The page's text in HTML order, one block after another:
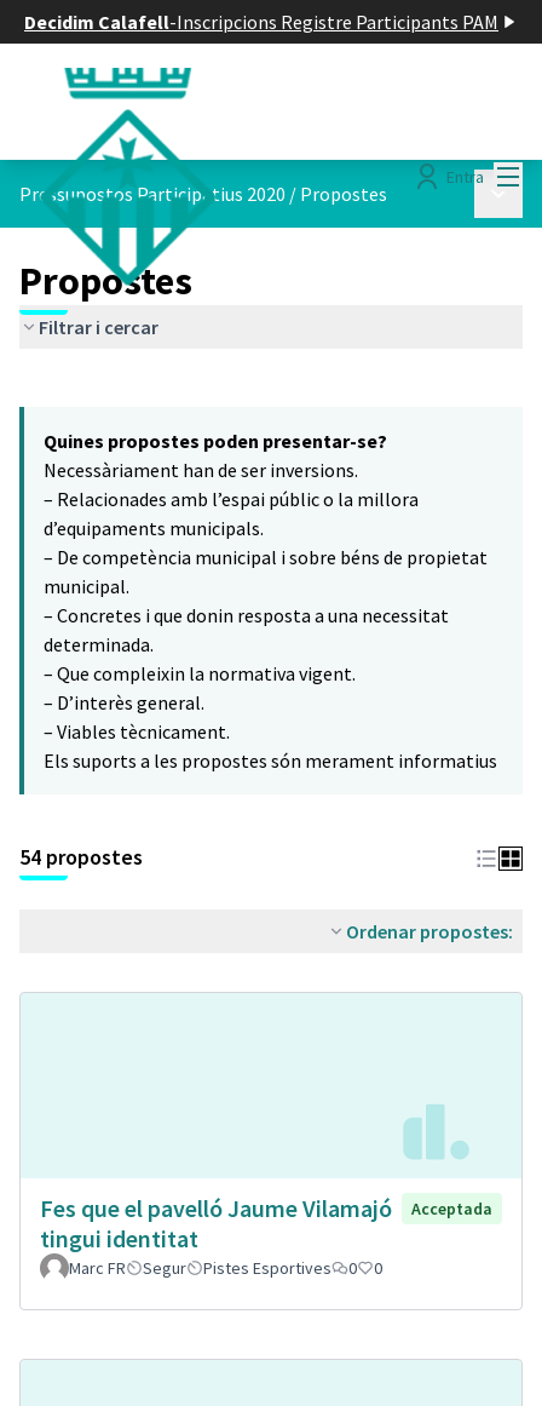
Decidim Calafell-Inscripcions Registre Participants PAM
Entra
Pressupostos Participatius 2020 / Propostes
Propostes
Filtrar i cercar
−
Quines propostes poden presentar-se?
Necessàriament han de ser inversions.
– Relacionades amb l’espai públic o la millora
d’equipaments municipals.
– De competència municipal i sobre béns de propietat
municipal.
– Concretes i que donin resposta a una necessitat
determinada.
– Que compleixin la normativa vigent.
– D’interès general.
– Viables tècnicament.
Els suports a les propostes són merament informatius
54 propostes
Ordenar propostes:
Fes que el pavelló Jaume Vilamajó
tingui identitat
Acceptada
Marc FR Segur Pistes Esportives 0 0